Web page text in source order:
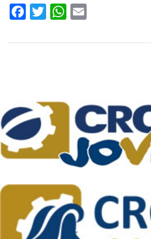
Facebook
TwitterWhatsApp